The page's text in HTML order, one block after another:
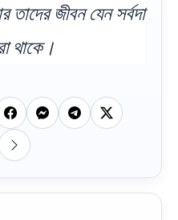
জীবন যেন সর্বদা
থাকে।